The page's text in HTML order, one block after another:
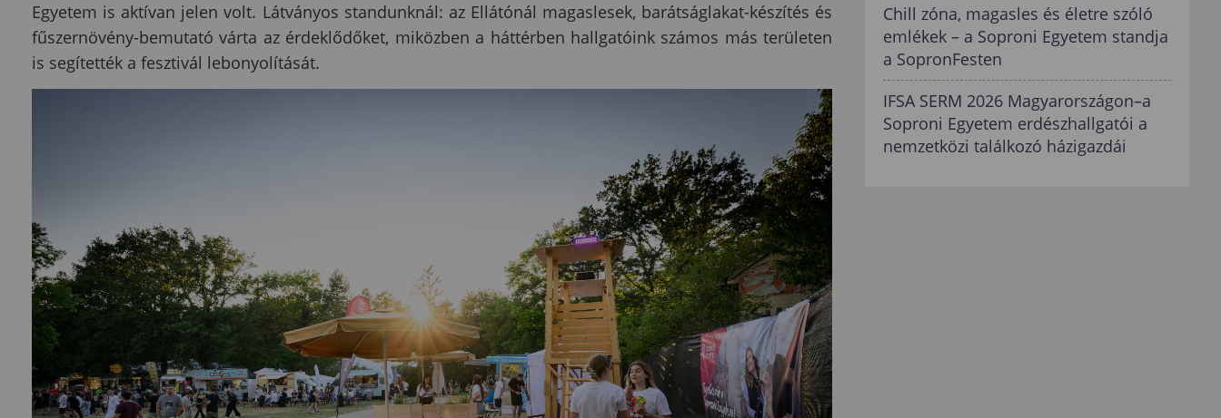
Egyetem is aktívan jelen volt. Látványos standunknál: az Ellátónál magaslesek, barátságlakat-készítés és
fűszernövény-bemutató várta az érdeklődőket, miközben a háttérben hallgatóink számos más területen
is segítették a fesztivál lebonyolítását.
Chill zóna, magasles és életre szóló
emlékek – a Soproni Egyetem standja
a SopronFesten
IFSA SERM 2026 Magyarországon–a
Soproni Egyetem erdészhallgatói a
nemzetközi találkozó házigazdái